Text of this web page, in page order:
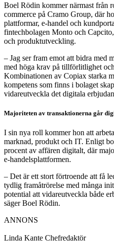
Boel Rödin kommer närmast från
commerce på Cramo Group, där
plattformar, e-handel och
fintechbolagen Monto och Capcito
och produktutveckling.
– Jag ser fram emot att bidra med
med höga krav på tillförlitlighet
Kombinationen av Copiax starka
kompetens som finns i bolaget
vidareutveckla det digitala
Majoriteten av transaktionerna går
I sin nya roll kommer hon att
marknad, produkt och IT. Enligt
procent av affären digitalt, där
e-handelsplattformen.
– Det är ett stort förtroende att få
tydlig framåtrörelse med många
potential att vidareutveckla både
säger Boel Rödin.
ANNONS
Linda Kante Chefredaktör